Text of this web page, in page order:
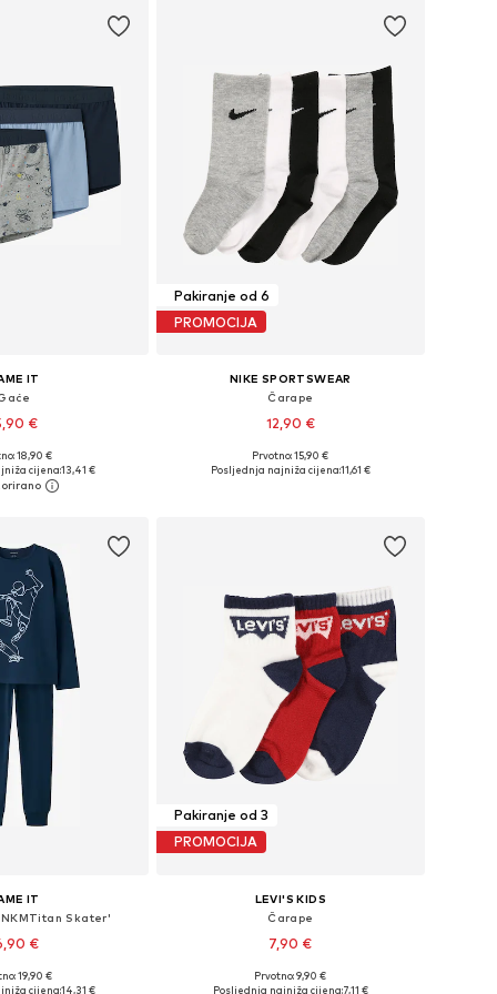
IT
€
više veličina
košaricu
18,90 €
cijena:13,41 €
Pakiranje od 6
PROMOCIJA
NIKE SPORTSWEAR
Čarape
12,90 €
Dostupne veličine: 19-32
Prvotno: 15,90 €
Posljednja najniža cijena:11,61 €
IT
Skater'
€
više veličina
19,90 €
cijena:14,31 €
Pakiranje od 3
PROMOCIJA
LEVI'S KIDS
Čarape
7,90 €
Prvotno: 9,90 €
Posljednja najniža cijena:7,11 €